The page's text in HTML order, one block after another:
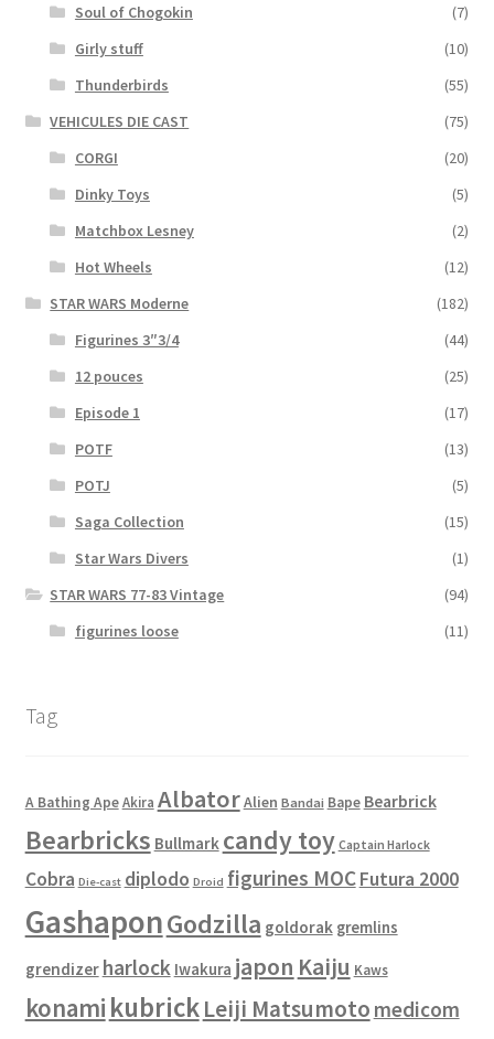
Soul of Chogokin
(7)
Girly stuff
(10)
Thunderbirds
(55)
VEHICULES DIE CAST
(75)
CORGI
(20)
Dinky Toys
(5)
Matchbox Lesney
(2)
Hot Wheels
(12)
STAR WARS Moderne
(182)
Figurines 3″3/4
(44)
12 pouces
(25)
Episode 1
(17)
POTF
(13)
POTJ
(5)
Saga Collection
(15)
Star Wars Divers
(1)
STAR WARS 77-83 Vintage
(94)
figurines loose
(11)
Tag
A Bathing Ape Akira AlbatorAlien Bandai Bape Bearbrick
Bearbricks Bullmark candy toy Captain Harlock
Cobra Die-cast diplodo Droid figurines MOCFutura 2000
GashaponGodzilla goldorak gremlins
grendizer harlock Iwakura japon Kaiju Kaws
konami kubrickLeiji Matsumoto medicom